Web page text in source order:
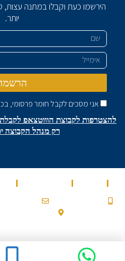
הירשמו כעת וקבלו במתנה עצות,
יותר.
שם
אימייל
אני מסכים לקבל חומר פרסומי,
להצטרפות לקבוצת הוווטצאפ
רק מנהל הקבוצה